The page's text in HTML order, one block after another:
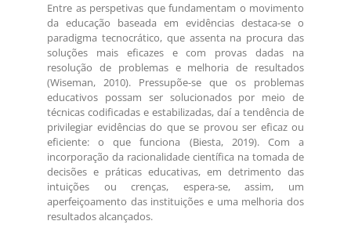
Entre as perspetivas que fundamentam o movimento
da educação baseada em evidências destaca-se o
paradigma tecnocrático, que assenta na procura das
soluções mais eficazes e com provas dadas na
resolução de problemas e melhoria de resultados
(Wiseman, 2010). Pressupõe-se que os problemas
educativos possam ser solucionados por meio de
técnicas codificadas e estabilizadas, daí a tendência de
privilegiar evidências do que se provou ser eficaz ou
eficiente: o que funciona (Biesta, 2019). Com a
incorporação da racionalidade científica na tomada de
decisões e práticas educativas, em detrimento das
intuições ou crenças, espera-se, assim, um
aperfeiçoamento das instituições e uma melhoria dos
resultados alcançados.